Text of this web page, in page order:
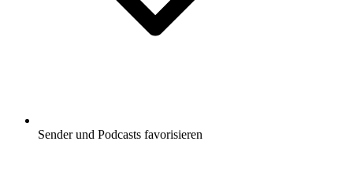
Sender und Podcasts favorisieren